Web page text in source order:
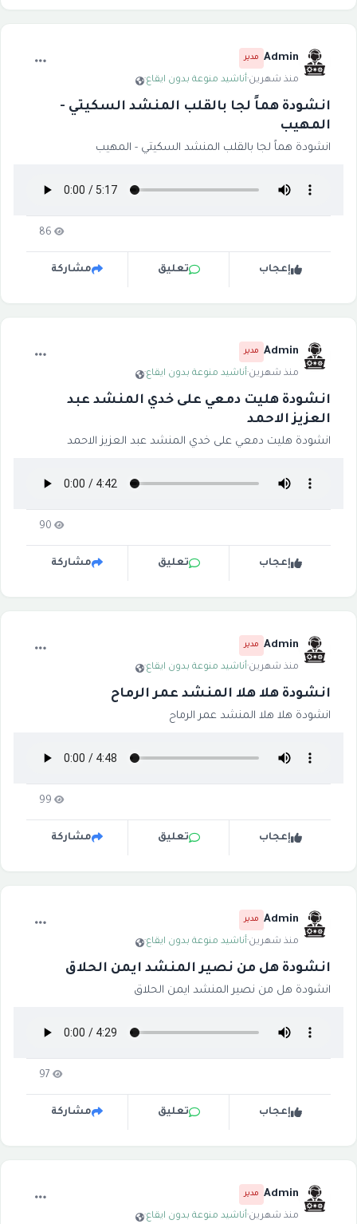
Admin مدير
منذ شهرين·أناشيد منوعة بدون ايقاع·
انشودة هماً لجا بالقلب المنشد السكيتي -
المهيب
انشودة هماً لجا بالقلب المنشد السكيتي - المهيب
86
إعجاب تعليق مشاركة
Admin مدير
منذ شهرين·أناشيد منوعة بدون ايقاع·
انشودة هليت دمعي على خدي المنشد عبد
العزيز الاحمد
انشودة هليت دمعي على خدي المنشد عبد العزيز الاحمد
90
إعجاب تعليق مشاركة
Admin مدير
منذ شهرين·أناشيد منوعة بدون ايقاع·
انشودة هلا هلا المنشد عمر الرماح
انشودة هلا هلا المنشد عمر الرماح
99
إعجاب تعليق مشاركة
Admin مدير
منذ شهرين·أناشيد منوعة بدون ايقاع·
انشودة هل من نصير المنشد ايمن الحلاق
انشودة هل من نصير المنشد ايمن الحلاق
97
إعجاب تعليق مشاركة
Admin مدير
منذ شهرين·أناشيد منوعة بدون ايقاع·